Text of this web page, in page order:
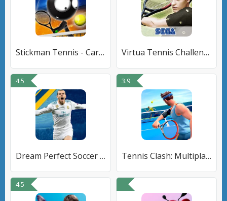
Stickman Tennis - Career Virtua Tennis Challenge
4.5
Dream Perfect Soccer League 20
3.9
Tennis Clash: Multiplayer Game
4.5